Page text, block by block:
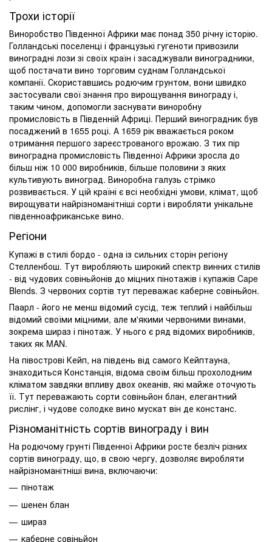
Трохи історії
Виноробство Південної Африки має понад 350 річну історію.
Голландські поселенці і французькі гугеноти привозили
виноградні лози зі своїх країн і засаджували виноградники,
щоб постачати вино торговим суднам Голландської
компанії. Скориставшись родючим грунтом, вони швидко
застосували свої знання про вирощування винограду і,
таким чином, допомогли заснувати виноробну
промисловість в Південній Африці. Перший виноградник був
посаджений в 1655 році. А 1659 рік вважається роком
отримання першого зареєстрованого врожаю. З тих пір
виноградна промисловість Південної Африки зросла до
більш ніж 10 000 виробників, більше половини з яких
культивують виноград. Виноробна галузь стрімко
розвивається. У цій країні є всі необхідні умови, клімат, щоб
вирощувати найрізноманітніші сорти і виробляти унікальне
південноафриканське вино.
Регіони
Купажі в стилі бордо - одна із сильних сторін регіону
Стелленбош. Тут виробляють широкий спектр винних стилів
- від чудових совіньйонів до міцних пінотажів і купажів Cape
Blends. З червоних сортів тут переважає каберне совіньйон.
Паарл - його не менш відомий сусід, теж теплий і найбільш
відомий своїми міцними, але м'якими червоними винами,
зокрема шираз і пінотаж. У нього є ряд відомих виробників,
таких як MAN.
На півострові Кейп, на південь від самого Кейптауна,
знаходиться Констанція, відома своїм більш прохолодним
кліматом завдяки впливу двох океанів, які майже оточують
її. Тут переважають сорти совіньйон блан, елегантний
рислінг, і чудове солодке вино мускат він де констанс.
Різноманітність сортів винограду і вин
На родючому грунті Південної Африки росте безліч різних
сортів винограду, що, в свою чергу, дозволяє виробляти
найрізноманітніші вина, включаючи:
пінотаж
шенен блан
шираз
каберне совіньйон